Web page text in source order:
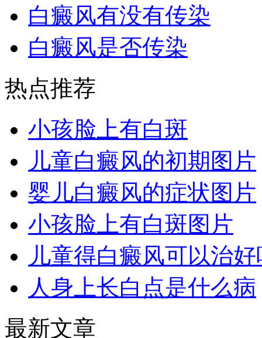
白癜风有没有传染
白癜风是否传染
热点推荐
小孩脸上有白斑
儿童白癜风的初期图片
婴儿白癜风的症状图片
小孩脸上有白斑图片
儿童得白癜风可以治好
人身上长白点是什么病
最新文章